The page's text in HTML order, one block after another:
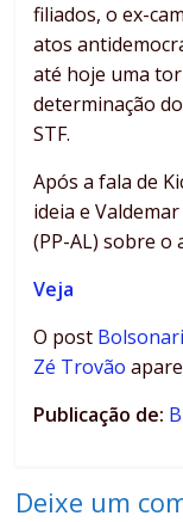
filiados, o ex-
atos
até hoje uma
determinação
STF.
Após a fala de
ideia e
(PP-AL) sobre o
Veja
O post
Zé Trovão
Publicação de:
Deixe um